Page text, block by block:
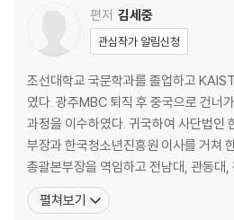
공자는 죽이면 죽일수록 불사신처럼 다시
중국은 전 세계적으로 다시 살아난 공자사
문 광장 옆에 높이 7.9m의 공자상을 세웠
듬히 마주보는 곳에 공자는 위풍당당하고
2. 시간은 흘러가니 재능을 헛되이 말라
시간은 흘러가니 재능을 헛되이 말라
인을 행함에는 스승에게도 양보하지 않는다
작은 일을 참지 못하면 큰일을 망치게 된다
닭을 잡는 데 어찌 소 잡는 칼을 쓰는가
온 세상 사람들이 다 형제다
함부로 지껄이거나 웃지 않는다
남이 듣기 좋은 말만 꾸며대고 얼굴빛을 보
편저 김세중
관심작가 알림신청
조선대학교 국문학과를 졸업하고
였다. 광주MBC 퇴직 후 중국으로 건너
과정을 이수하였다. 귀국하여 사단법인
부장과 한국청소년진흥원 이사를 거쳐
총괄본부장을 역임하고 전남대, 관동대,
기도 했다. 현재는 사사편찬연구소의 대
역사와 흥망성쇠, 그리고 업종의 변화와
펼쳐보기